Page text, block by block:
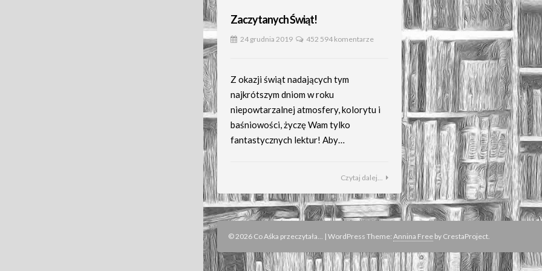
Zaczytanych Świąt!
24 grudnia 2019 452 594 komentarze
Z okazji świąt nadających tym
najkrótszym dniom w roku
niepowtarzalnej atmosfery, kolorytu i
baśniowości, życzę Wam tylko
fantastycznych lektur! Aby…
Czytaj dalej...
© 2026 Co Aśka przeczytała... | WordPress Theme: Annina Freeby CrestaProject.